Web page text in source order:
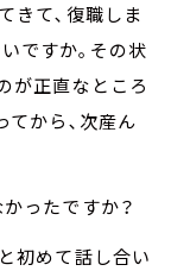
きて､復職しま
ですか｡その状
が正直なところ
てから､次産ん
ったですか？
初めて話し合い